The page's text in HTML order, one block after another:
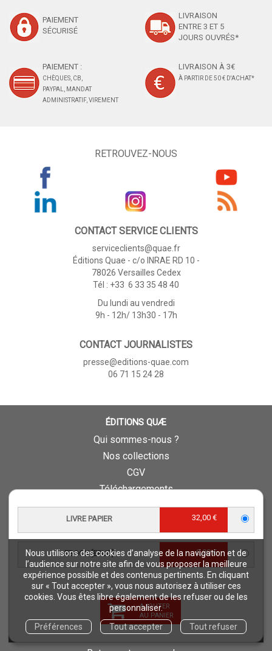
Nous utilisons des cookies d’analyse de la navigation et de
l’audience sur notre site afin de vous proposer la meilleure
expérience possible et des contenus pertinents. En cliquant
sur « Tout accepter », vous nous autorisez à utiliser ces
cookies. Vous êtes libre également de les refuser ou de les
personnaliser.
Préférences
Tout accepter Tout refuser
LIVRE PAPIER 32,00 €
EBOOK [EPUB] 0,00 €
AJOUTER
AU PANIER
PAIEMENT
SÉCURISÉ
LIVRAISON
ENTRE 3 ET 5
JOURS OUVRÉS*
PAIEMENT :
CHÈQUES, CB,
PAYPAL, MANDAT
ADMINISTRATIF, VIREMENT
LIVRAISON À 3€
À PARTIR DE 50 € D'ACHAT*
RETROUVEZ-NOUS
CONTACT SERVICE CLIENTS
serviceclients@quae.fr
Éditions Quae - c/o INRAE RD 10 -
78026 Versailles Cedex
Tél : +33 6 33 35 48 40
Du lundi au vendredi
9h - 12h/ 13h30 - 17h
CONTACT JOURNALISTES
presse@editions-quae.com
06 71 15 24 28
ÉDITIONS QUÆ
Qui sommes-nous ?
Nos collections
CGV
Téléchargements
Comment commander ?
Où trouver nos ouvrages ?
Contact
Comment lire un ebook ?
Conseil scientifique et éditorial
Charte d’éthique éditoriale
Questions fréquentes
Protection de vos données personnelles - RGPD
QUAE RECRUTE